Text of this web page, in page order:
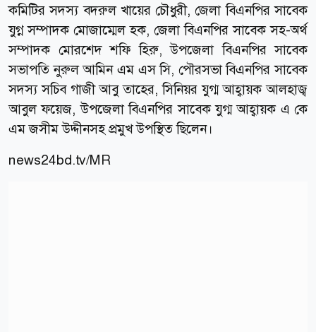
কমিটির সদস্য বদরুল খায়ের চৌধুরী, জেলা বিএনপির সাবেক
যুগ্ন সম্পাদক মোজাম্মেল হক, জেলা বিএনপির সাবেক সহ-অর্থ
সম্পাদক মোরশেদ শফি হিরু, উপজেলা বিএনপির সাবেক
সভাপতি নুরুল আমিন এম এস সি, পৌরসভা বিএনপির সাবেক
সদস্য সচিব গাজী আবু তাহের, সিনিয়র যুগ্ম আহ্বায়ক আলহাজ্ব
আবুল ফয়েজ, উপজেলা বিএনপির সাবেক যুগ্ম আহ্বায়ক এ কে
এম জসীম উদ্দীনসহ প্রমুখ উপস্থিত ছিলেন।
news24bd.tv/MR